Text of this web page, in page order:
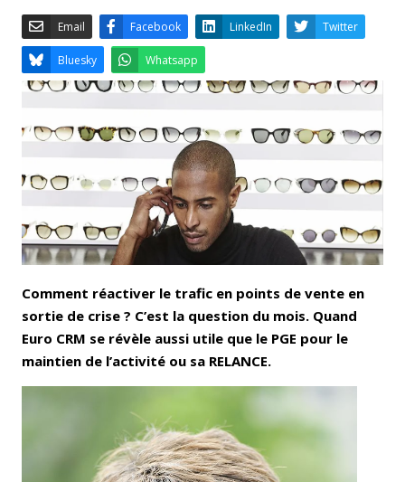
Bluesky Whatsapp
Comment réactiver le trafic en points de vente en
sortie de crise ? C’est la question du mois. Quand
Euro CRM se révèle aussi utile que le PGE pour le
maintien de l’activité ou sa RELANCE.